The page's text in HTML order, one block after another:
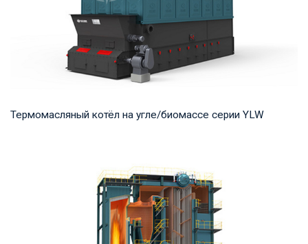
Термомасляный котёл на угле/биомассе серии YLW
мощность продукта: 1,400-29,000 кВт Температ...